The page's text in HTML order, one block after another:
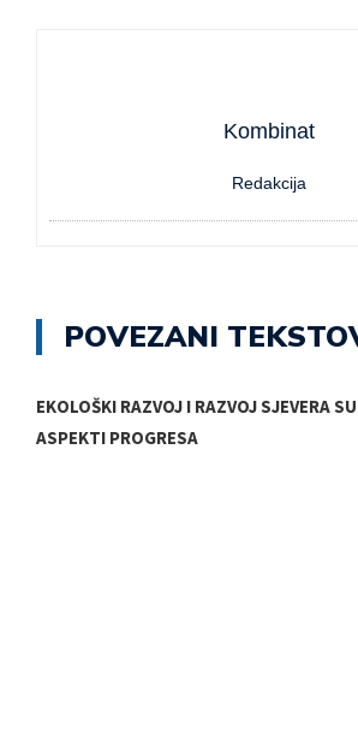
Kombinat
Redakcija
POVEZANI
EKOLOŠKI RAZVOJ I RAZVOJ SJEVERA
ASPEKTI PROGRESA